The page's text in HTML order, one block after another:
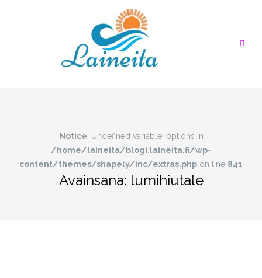
Notice: Undefined variable: options in
/home/laineita/blogi.laineita.fi/wp-
content/themes/shapely/inc/extras.php on line 841
Avainsana: lumihiutale